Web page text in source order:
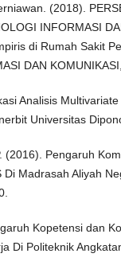
(2018).
INFORMASI
di Rumah Sakit
DAN
Analisis
Universitas
(2016). Pengaruh
Di Madrasah Aliyah
Kopetensi dan
Di Politeknik